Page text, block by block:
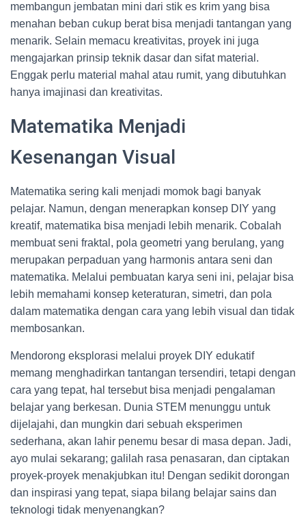
membangun jembatan mini dari stik es krim yang bisa
menahan beban cukup berat bisa menjadi tantangan yang
menarik. Selain memacu kreativitas, proyek ini juga
mengajarkan prinsip teknik dasar dan sifat material.
Enggak perlu material mahal atau rumit, yang dibutuhkan
hanya imajinasi dan kreativitas.
Matematika Menjadi
Kesenangan Visual
Matematika sering kali menjadi momok bagi banyak
pelajar. Namun, dengan menerapkan konsep DIY yang
kreatif, matematika bisa menjadi lebih menarik. Cobalah
membuat seni fraktal, pola geometri yang berulang, yang
merupakan perpaduan yang harmonis antara seni dan
matematika. Melalui pembuatan karya seni ini, pelajar bisa
lebih memahami konsep keteraturan, simetri, dan pola
dalam matematika dengan cara yang lebih visual dan tidak
membosankan.
Mendorong eksplorasi melalui proyek DIY edukatif
memang menghadirkan tantangan tersendiri, tetapi dengan
cara yang tepat, hal tersebut bisa menjadi pengalaman
belajar yang berkesan. Dunia STEM menunggu untuk
dijelajahi, dan mungkin dari sebuah eksperimen
sederhana, akan lahir penemu besar di masa depan. Jadi,
ayo mulai sekarang; galilah rasa penasaran, dan ciptakan
proyek-proyek menakjubkan itu! Dengan sedikit dorongan
dan inspirasi yang tepat, siapa bilang belajar sains dan
teknologi tidak menyenangkan?